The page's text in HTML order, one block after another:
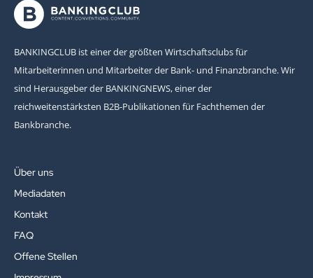
BANKINGCLUB ist einer der größten Wirtschaftsclubs für
Mitarbeiterinnen und Mitarbeiter der Bank- und Finanzbranche. Wir
sind Herausgeber der BANKINGNEWS, einer der
reichweitenstärksten B2B-Publikationen für Fachthemen der
Bankbranche.
Über uns
Mediadaten
Kontakt
FAQ
Offene Stellen